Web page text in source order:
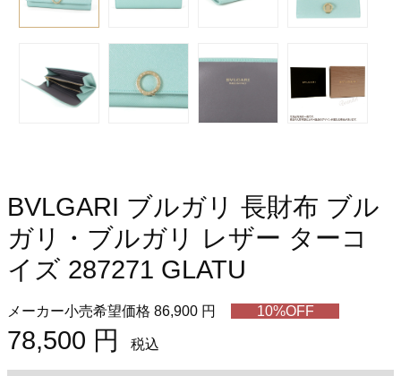
BVLGARI ブルガリ 長財布 ブル
ガリ・ブルガリ レザー ターコ
イズ 287271 GLATU
メーカー小売希望価格 86,900 円 10%OFF
78,500 円 税込